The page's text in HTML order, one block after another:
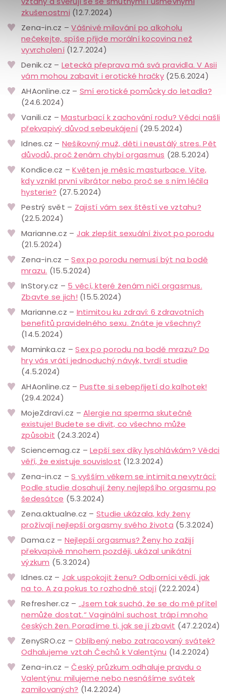
zkušenostmi (12.7.2024)
Zena-in.cz –Vášnivé milování po alkoholu
nečekejte, spíše přijde morální kocovina než
vyvrcholení(12.7.2024)
Denik.cz – Letecká přeprava má svá pravidla. V Asii
vám mohou zabavit i erotické hračky(25.6.2024)
AHAonline.cz – Smí erotické pomůcky do letadla?
(24.6.2024)
Vanili.cz – Masturbací k zachování rodu? Vědci našli
překvapivý důvod sebeukájení (29.5.2024)
Idnes.cz – Nešikovný muž, děti i neustálý stres. Pět
důvodů, proč ženám chybí orgasmus (28.5.2024)
Kondice.cz –Květen je měsíc masturbace. Víte,
kdy vznikl první vibrátor nebo proč se s ním léčila
hysterie? (27.5.2024)
Pestrý svět – Zajistí vám sex štěstí ve vztahu?
(22.5.2024)
Marianne.cz – Jak zlepšit sexuální život po porodu
(21.5.2024)
Zena-in.cz –Sex po porodu nemusí být na bodě
mrazu. (15.5.2024)
InStory.cz – 5 věcí, které ženám ničí orgasmus.
Zbavte se jich! (15.5.2024)
Marianne.cz – Intimitou ku zdraví: 6 zdravotních
benefitů pravidelného sexu. Znáte je všechny?
(14.5.2024)
Maminka.cz –Sex po porodu na bodě mrazu? Do
hry vás vrátí jednoduchý návyk, tvrdí studie
(4.5.2024)
AHAonline.cz – Pusťte si sebepřijetí do kalhotek!
(29.4.2024)
MojeZdraví.cz – Alergie na sperma skutečně
existuje! Budete se divit, co všechno může
způsobit (24.3.2024)
Sciencemag.cz – Lepší sex díky lysohlávkám? Vědci
věří, že existuje souvislost (12.3.2024)
Zena-in.cz –S vyšším věkem se intimita nevytrácí:
Podle studie dosahují ženy nejlepšího orgasmu po
šedesátce (5.3.2024)
Zena.aktualne.cz – Studie ukázala, kdy ženy
prožívají nejlepší orgasmy svého života (5.3.2024)
Dama.cz – Nejlepší orgasmus? Ženy ho zažijí
překvapivě mnohem později, ukázal unikátní
výzkum (5.3.2024)
Idnes.cz – Jak uspokojit ženu? Odborníci vědí, jak
na to. A za pokus to rozhodně stojí(22.2.2024)
Refresher.cz – „Jsem tak suchá, že se do mě přítel
nemůže dostat.“ Vaginální suchost trápí mnoho
českých žen. Poradíme ti, jak se jí zbavit (47.2.2024)
ZenySRO.cz –Oblíbený nebo zatracovaný svátek?
Odhalujeme vztah Čechů k Valentýnu (14.2.2024)
Zena-in.cz –Český průzkum odhaluje pravdu o
Valentýnu: milujeme nebo nesnášíme svátek
zamilovaných? (14.2.2024)